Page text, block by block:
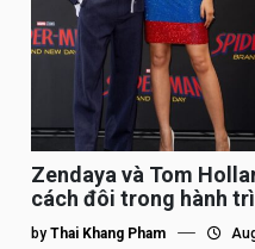
Zendaya và Tom
cách đôi trong hành
by Thai Khang Pham